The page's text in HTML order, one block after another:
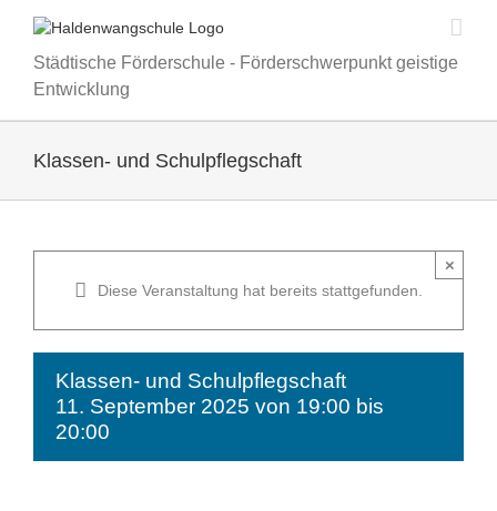
Inhalt
springenStädtische Förderschule - Förderschwerpunkt geistige
Entwicklung
Klassen- und Schulpflegschaft
Diese Veranstaltung hat bereits stattgefunden.
×
Klassen- und Schulpflegschaft
11. September 2025 von 19:00 bis
20:00